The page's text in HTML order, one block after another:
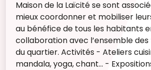
Maison de la Laïcité se sont
mieux coordonner et mobiliser
au bénéfice de tous les habitants
collaboration avec l’ensemble
du quartier. Activités - Ateliers
mandala, yoga, chant... -